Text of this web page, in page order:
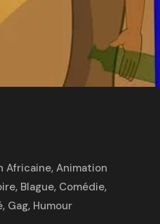
Africaine,Animation
, Blague, Comédie,
, Gag, Humour